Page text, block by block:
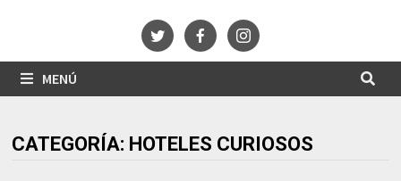
MENÚ
CATEGORÍA: HOTELES CURIOSOS